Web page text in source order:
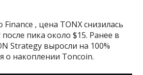
, цена TONX снизилась
пика около $15. Ранее в
Strategy выросли на 100%
о накоплении Toncoin.